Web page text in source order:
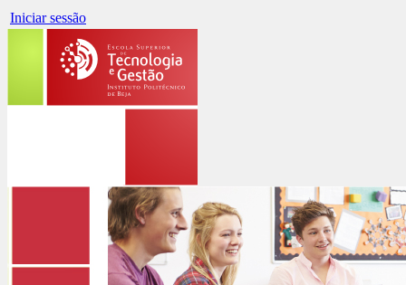
Iniciar sessão